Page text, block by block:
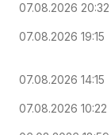
07.08.2026 20:32
07.08.2026 19:15
07.08.2026 14:15
07.08.2026 10:22